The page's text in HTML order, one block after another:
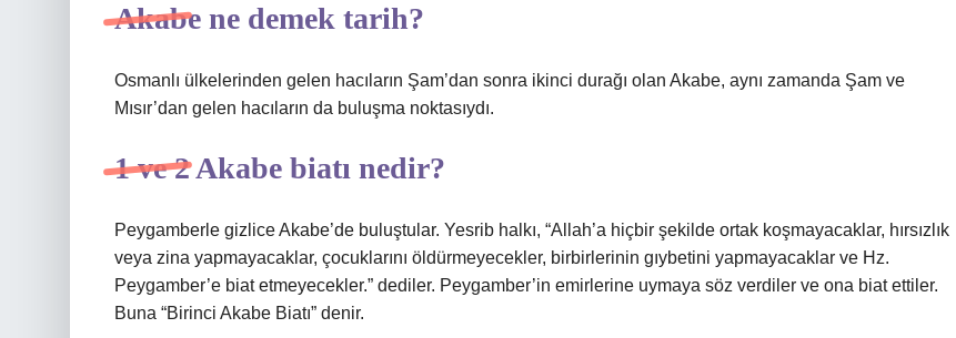
Akabe ne demek tarih?
Osmanlı ülkelerinden gelen hacıların Şam’dan sonra ikinci durağı olan Akabe, aynı zamanda Şam ve
Mısır’dan gelen hacıların da buluşma noktasıydı.
1 ve 2 Akabe biatı nedir?
Peygamberle gizlice Akabe’de buluştular. Yesrib halkı, “Allah’a hiçbir şekilde ortak koşmayacaklar, hırsızlık
veya zina yapmayacaklar, çocuklarını öldürmeyecekler, birbirlerinin gıybetini yapmayacaklar ve Hz.
Peygamber’e biat etmeyecekler.” dediler. Peygamber’in emirlerine uymaya söz verdiler ve ona biat ettiler.
Buna “Birinci Akabe Biatı” denir.